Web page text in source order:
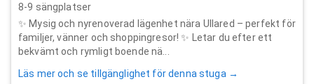
8-9 sängplatser
✨ Mysig och nyrenoverad lägenhet nära Ullared – perfekt för
familjer, vänner och shoppingresor! ✨ Letar du efter ett
bekvämt och rymligt boende nä...
Läs mer och se tillgänglighet för denna stuga →